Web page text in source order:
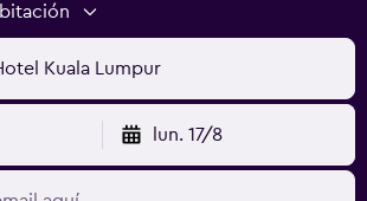
Kuala Lumpur
lun. 17/8